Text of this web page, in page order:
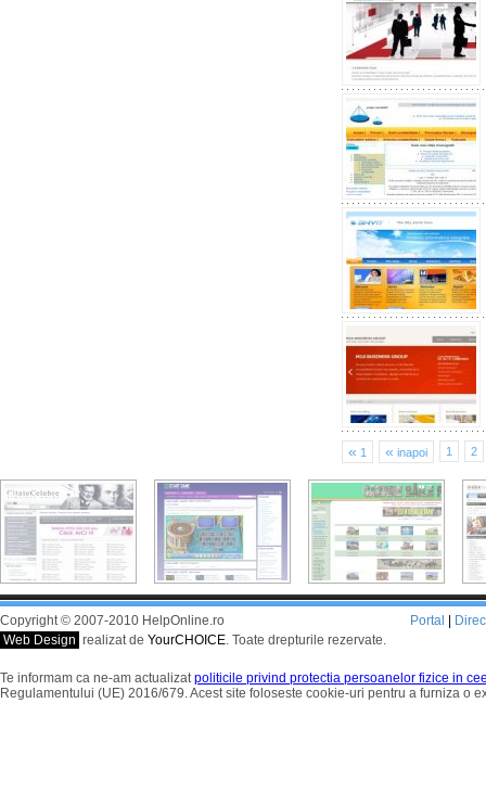
« 1 « inapoi 1 2
Copyright © 2007-2010 HelpOnline.ro
Web Design realizat de YourCHOICE. Toate drepturile rezervate.
Portal
Te informam ca ne-am actualizatpoliticile privind protectia persoanelor fizice in
Regulamentului (UE) 2016/679. Acest site foloseste cookie-uri pentru a furniza o